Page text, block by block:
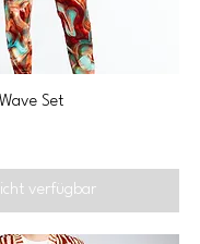
Set
verfügbar